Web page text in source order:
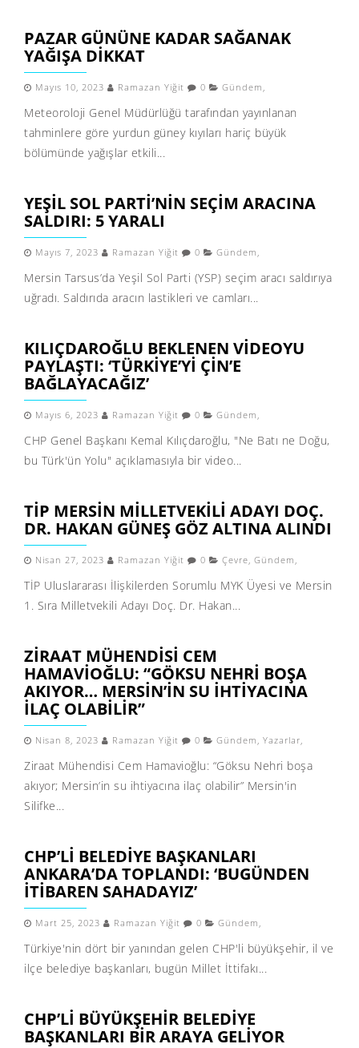
PAZAR GÜNÜNE KADAR SAĞANAK
YAĞIŞA DIKKAT
Mayıs 10, 2023 Ramazan Yiğit 0 Gündem ,
Meteoroloji Genel Müdürlüğü tarafından yayınlanan
tahminlere göre yurdun güney kıyıları hariç büyük
bölümünde yağışlar etkili...
YEŞIL SOL PARTI’NIN SEÇIM ARACINA
SALDIRI: 5 YARALI
Mayıs 7, 2023 Ramazan Yiğit 0 Gündem ,
Mersin Tarsus’da Yeşil Sol Parti (YSP) seçim aracı saldırıya
uğradı. Saldırıda aracın lastikleri ve camları...
KILIÇDAROĞLU BEKLENEN VIDEOYU
PAYLAŞTI: ‘TÜRKIYE’YI ÇIN’E
BAĞLAYACAĞIZ’
Mayıs 6, 2023 Ramazan Yiğit 0 Gündem ,
CHP Genel Başkanı Kemal Kılıçdaroğlu, "Ne Batı ne Doğu,
bu Türk'ün Yolu" açıklamasıyla bir video...
TİP MERSIN MILLETVEKILI ADAYI DOÇ.
DR. HAKAN GÜNEŞ GÖZ ALTINA ALINDI
Nisan 27, 2023 Ramazan Yiğit 0 Çevre, Gündem ,
TİP Uluslararası İlişkilerden Sorumlu MYK Üyesi ve Mersin
1. Sıra Milletvekili Adayı Doç. Dr. Hakan...
ZIRAAT MÜHENDISI CEM
HAMAVIOĞLU: “GÖKSU NEHRI BOŞA
AKIYOR… MERSIN’IN SU IHTIYACINA
ILAÇ OLABILIR”
Nisan 8, 2023 Ramazan Yiğit 0 Gündem , Yazarlar,
Ziraat Mühendisi Cem Hamavioğlu: “Göksu Nehri boşa
akıyor; Mersin’in su ihtiyacına ilaç olabilir” Mersin'in
Silifke...
CHP’LI BELEDIYE BAŞKANLARI
ANKARA’DA TOPLANDI: ‘BUGÜNDEN
ITIBAREN SAHADAYIZ’
Mart 25, 2023 Ramazan Yiğit 0 Gündem ,
Türkiye'nin dört bir yanından gelen CHP'li büyükşehir, il ve
ilçe belediye başkanları, bugün Millet İttifakı...
CHP’LI BÜYÜKŞEHIR BELEDIYE
BAŞKANLARI BIR ARAYA GELIYOR